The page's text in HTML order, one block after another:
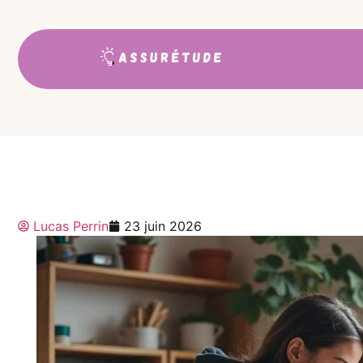
Assurance
Lucas Perrin 23 juin 2026